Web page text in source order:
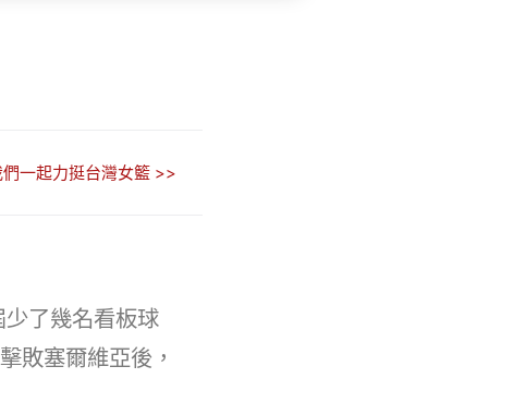
一起力挺台灣女籃 >>
了幾名看板球
敗塞爾維亞後，